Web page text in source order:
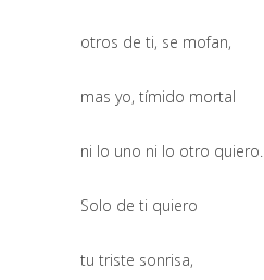
otros de ti, se mofan,
mas yo, tímido mortal
ni lo uno ni lo otro quiero.
Solo de ti quiero
tu triste sonrisa,